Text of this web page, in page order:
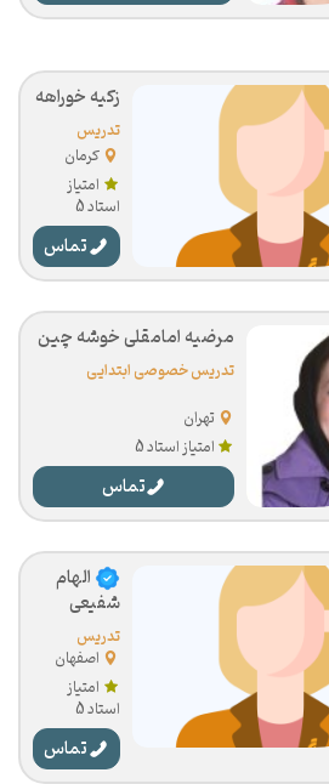
زکیه خوراهه
تدریس
خصوصی
ابتدایی
کرمان
امتیاز
استاد 5
تماس
مرضیه امامقلی خوشه چین
تدریس خصوصی ابتدایی
تهران
امتیاز استاد 5
تماس
الهام
شفیعی
تدریس
خصوصی
ابتدایی
اصفهان
امتیاز
استاد 5
تماس